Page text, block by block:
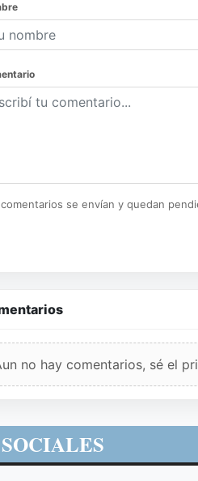
se envían y quedan
no hay comentarios, sé el